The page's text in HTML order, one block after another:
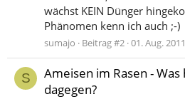
wächst KEIN Dünger
Phänomen kenn ich auch ;-)
sumajo Beitrag #2 01. Aug. 2011
S
Ameisen im Rasen -
dagegen?